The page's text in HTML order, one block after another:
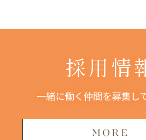
採用情
一緒に働く仲間を募集し
MORE